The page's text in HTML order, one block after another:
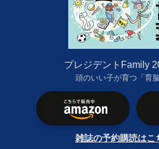
プレジデントFamily
頭のいい子が育つ「育
雑誌の予約購読はこ